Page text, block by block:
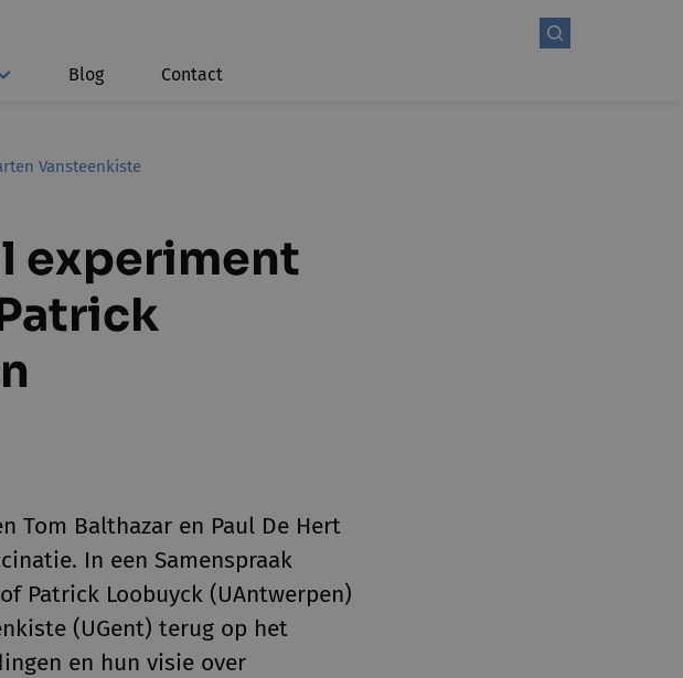
Blog Contact
Vansteenkiste
experiment
Tom Balthazar en Paul De Hert
In een Samenspraak
Patrick Loobuyck (UAntwerpen)
(UGent) terug op het
en hun visie over